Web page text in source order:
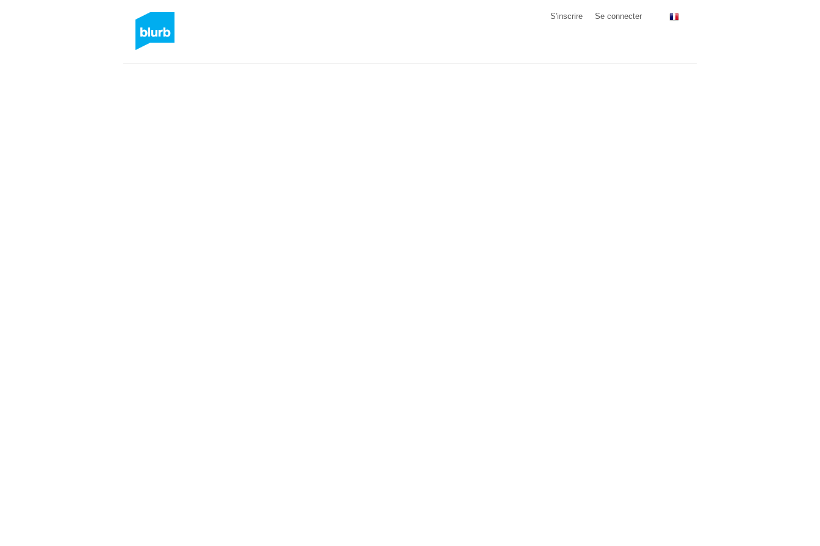
S'inscrire Se connecter